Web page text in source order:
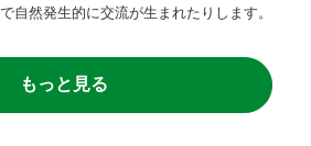
自然発生的に交流が生まれたりします。
もっと見る